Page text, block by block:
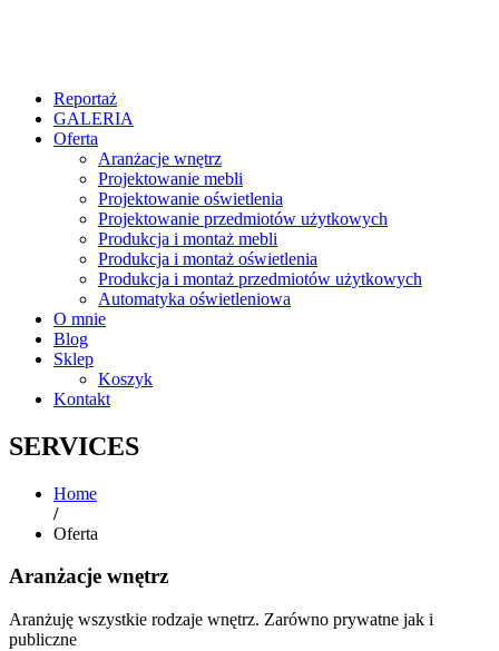
Reportaż
GALERIA
Oferta
Aranżacje wnętrz
Projektowanie mebli
Projektowanie oświetlenia
Projektowanie przedmiotów użytkowych
Produkcja i montaż mebli
Produkcja i montaż oświetlenia
Produkcja i montaż przedmiotów użytkowych
Automatyka oświetleniowa
O mnie
Blog
Sklep
Koszyk
Kontakt
SERVICES
Home
/
Oferta
Aranżacje wnętrz
Aranżuję wszystkie rodzaje wnętrz. Zarówno prywatne jak i
publiczne